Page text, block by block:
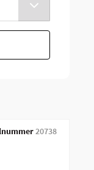
20738